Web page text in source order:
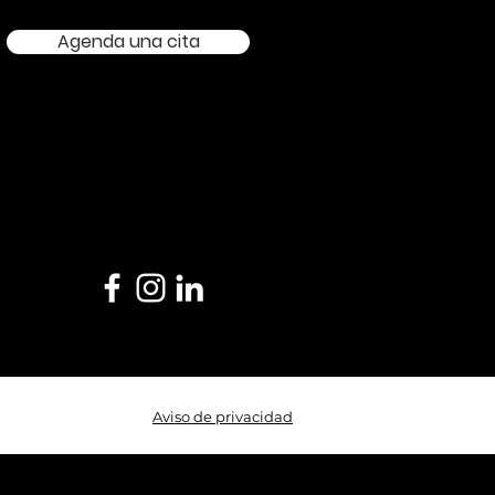
Agenda una cita
Aviso de privacidad